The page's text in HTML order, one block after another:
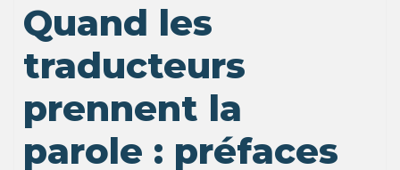
Quand les
traducteurs
prennent la
parole : préfaces